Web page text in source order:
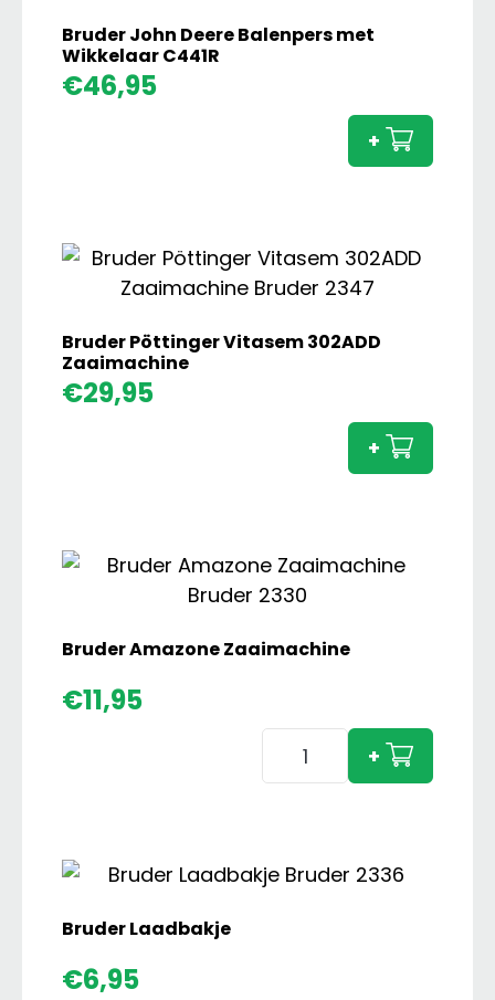
Bruder John Deere Balenpers met
Wikkelaar C441R
€46,95
+
Bruder Pöttinger Vitasem 302ADD
Zaaimachine
€29,95
+
Bruder Amazone Zaaimachine
€11,95
Bruder
Amazone
+
Bruder Laadbakje
€6,95